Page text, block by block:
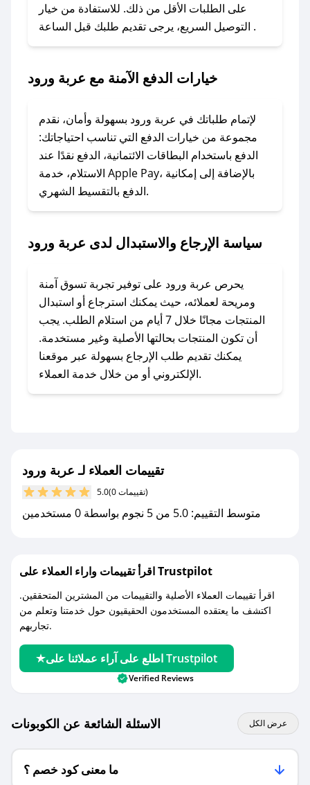
### كيفية استخدام كود خصم عربة ورود؟
1. انسخ كود الخصم من تطبيق صحصح.
2. الصقه في خانة الدفع عند التسوق من عربة ورود.
### ماذا أفعل إذا لم يعمل كود الخصم؟
الرسائل الخاصة على تويتر أو البريد الإلكتروني،
وسنقوم بحل المشكلة في أسرع وقت ممكن.
### ماذا أفعل إذا لم أجد كود خصم لمتجري
المفضل؟
في حال عدم توفر كوبونات لمتجرك المفضل، يمكنك
أسرع وقت ممكن.
### كيف تحصل على كوبونات خصم حصرية من
عربة ورود؟
للحصول على كوبونات وخصومات حصرية، قم بما
يلي:
- اضغط على أيقونة متابعة لمتجر عربة ورود في
تطبيق صحصح.
مع صحصح، تسوق بذكاء ووفّر على كل مشترياتك مع
على الطلبات الأقل من ذلك. للاستفادة من خيار
التوصيل السريع، يرجى تقديم طلبك قبل الساعة .
خيارات الدفع الآمنة مع عربة ورود
لإتمام طلباتك في عربة ورود بسهولة وأمان، نقدم
مجموعة من خيارات الدفع التي تناسب احتياجاتك:
الدفع باستخدام البطاقات الائتمانية، الدفع نقدًا عند
الاستلام، خدمة Apple Pay، بالإضافة إلى إمكانية
الدفع بالتقسيط الشهري.
سياسة الإرجاع والاستبدال لدى عربة ورود
يحرص عربة ورود على توفير تجربة تسوق آمنة
ومريحة لعملائه، حيث يمكنك استرجاع أو استبدال
المنتجات مجانًا خلال 7 أيام من استلام الطلب. يجب
أن تكون المنتجات بحالتها الأصلية وغير مستخدمة.
يمكنك تقديم طلب الإرجاع بسهولة عبر موقعنا
الإلكتروني أو من خلال خدمة العملاء.
تقييمات العملاء لـ عربة ورود
5.0 (0 تقييمات)
متوسط التقييم: 5.0 من 5 نجوم بواسطة 0 مستخدمين
اقرأ تقييمات واراء العملاء على Trustpilot
اقرأ تقييمات العملاء الأصلية والتقييمات من المشترين المتحققين.
اكتشف ما يعتقده المستخدمون الحقيقيون حول خدمتنا وتعلم من
تجاربهم.
اطلع على آراء عملائنا على Trustpilot
Verified Reviews
الاسئلة الشائعة عن الكوبونات عرض الكل
ما معنى كود خصم ؟